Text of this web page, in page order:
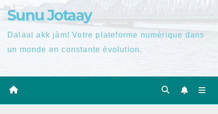
Sunu Jotaay
Dalaal akk jàm! Votre plateforme numérique dans
un monde en constante évolution.